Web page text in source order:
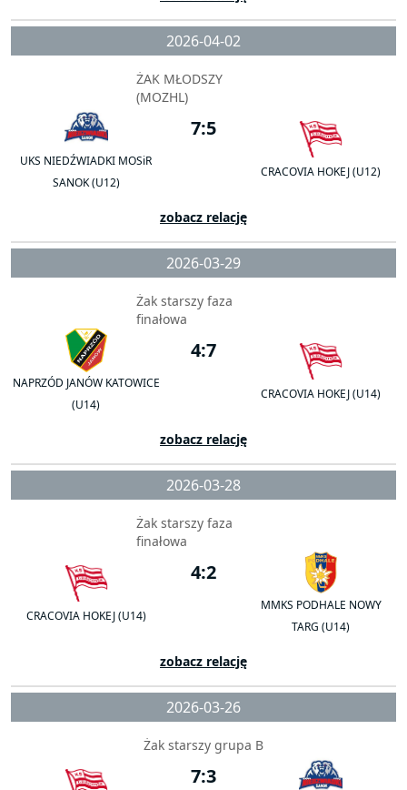
2026-04-02
ŻAK MŁODSZY
(MOZHL)
UKS NIEDŹWIADKI MOSiR
SANOK (U12)
7:5
CRACOVIA HOKEJ (U12)
zobacz relację
2026-03-29
Żak starszy faza
finałowa
NAPRZÓD JANÓW KATOWICE
(U14)
4:7
CRACOVIA HOKEJ (U14)
zobacz relację
2026-03-28
Żak starszy faza
finałowa
CRACOVIA HOKEJ (U14)
4:2
MMKS PODHALE NOWY
TARG (U14)
zobacz relację
2026-03-26
Żak starszy grupa B
7:3